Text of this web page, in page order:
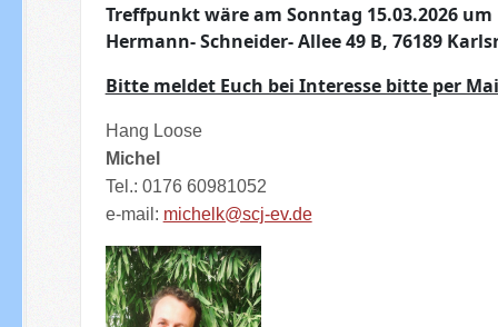
Treffpunkt wäre am Sonntag 15.03.2026
Hermann- Schneider- Allee 49 B, 76189
Bitte meldet Euch bei Interesse bitte per
Hang Loose
Michel
Tel.: 0176 60981052‬
e-mail: michelk@scj-ev.de